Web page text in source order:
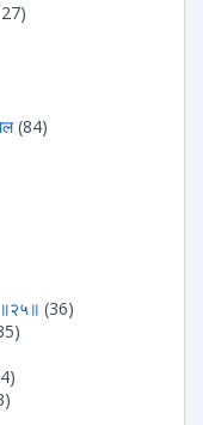
(84)
॥२५॥ (36)